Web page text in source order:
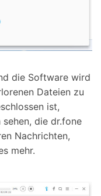
die Software wird
Dateien zu
ist,
die dr.fone
Nachrichten,
mehr.